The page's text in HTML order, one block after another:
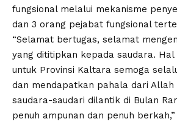
fungsional melalui mekanisme
dan 3 orang pejabat fungsional
“Selamat bertugas, selamat
yang dititipkan kepada saudara.
untuk Provinsi Kaltara semoga
dan mendapatkan pahala dari Allah
saudara-saudari dilantik di Bulan
penuh ampunan dan penuh